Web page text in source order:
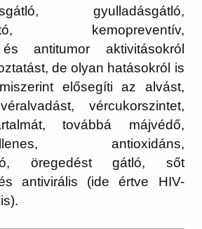
gyulladásgátló,
kemopreventív,
antitumor aktivitásokról
de olyan hatásokról is
elősegíti az alvást,
vércukorszintet,
továbbá májvédő,
ellenes, antioxidáns,
öregedést gátló, sőt
antivirális (ide értve HIV-